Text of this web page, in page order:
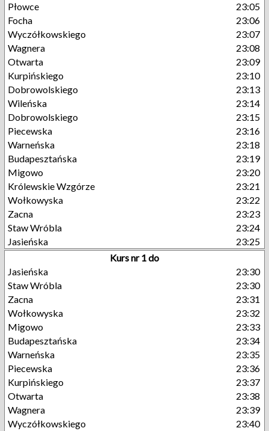
Płowce
23:05
Focha
23:06
Wyczółkowskiego
23:07
Wagnera
23:08
Otwarta
23:09
Kurpińskiego
23:10
Dobrowolskiego
23:13
Wileńska
23:14
Dobrowolskiego
23:15
Piecewska
23:16
Warneńska
23:18
Budapesztańska
23:19
Migowo
23:20
Królewskie Wzgórze
23:21
Wołkowyska
23:22
Zacna
23:23
Staw Wróbla
23:24
Jasieńska
23:25
Kurs nr 1 do
Jasieńska
23:30
Staw Wróbla
23:30
Zacna
23:31
Wołkowyska
23:32
Migowo
23:33
Budapesztańska
23:34
Warneńska
23:35
Piecewska
23:36
Kurpińskiego
23:37
Otwarta
23:38
Wagnera
23:39
Wyczółkowskiego
23:40